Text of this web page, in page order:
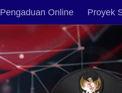
Pengaduan Online Proyek